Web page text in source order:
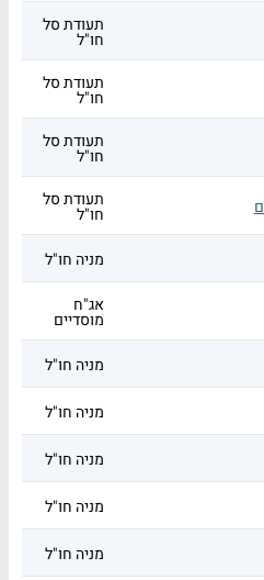
תעודת סל
חו"ל
תעודת סל
חו"ל
תעודת סל
חו"ל
תעודת סל
חו"ל
מניה חו"ל
אג"ח
מוסדיים
מניה חו"ל
מניה חו"ל
מניה חו"ל
מניה חו"ל
מניה חו"ל